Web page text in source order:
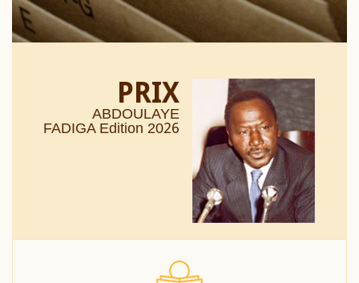
PRIX
ABDOULAYE
FADIGA Edition 2026